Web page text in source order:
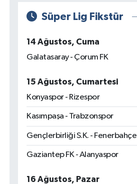
Süper Lig Fikstür
14 Ağustos, Cuma
Galatasaray - Çorum FK
15 Ağustos, Cumartesi
Konyaspor - Rizespor
Kasımpaşa - Trabzonspor
Gençlerbirliği S.K. - Fenerbahçe
Gaziantep FK - Alanyaspor
16 Ağustos, Pazar